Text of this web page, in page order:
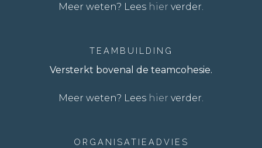
Meer weten? Lees hier verder.
TEAMBUILDING
Versterkt bovenal de teamcohesie.
Meer weten? Lees hier verder.
ORGANISATIEADVIES